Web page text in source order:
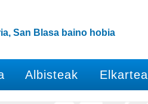
San Blasa baino hobia
Albisteak Elkartea